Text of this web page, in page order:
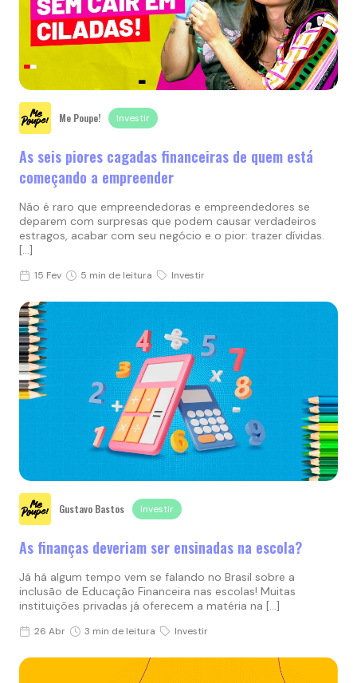
Me Poupe! Investir
As seis piores cagadas financeiras de quem está
começando a empreender
Não é raro que empreendedoras e empreendedores se
deparem com surpresas que podem causar verdadeiros
estragos, acabar com seu negócio e o pior: trazer dívidas.
[…]
15 Fev 5 min de leitura Investir
Gustavo Bastos Investir
As finanças deveriam ser ensinadas na escola?
Já há algum tempo vem se falando no Brasil sobre a
inclusão de Educação Financeira nas escolas! Muitas
instituições privadas já oferecem a matéria na […]
26 Abr 3 min de leitura Investir